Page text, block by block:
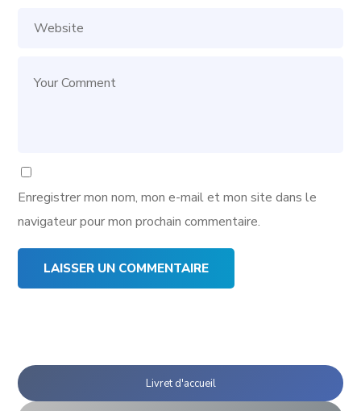
Enregistrer mon nom, mon e-mail et mon site dans le
navigateur pour mon prochain commentaire.
Livret d'accueil